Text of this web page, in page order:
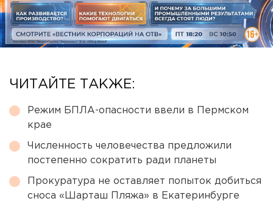
ЧИТАЙТЕ ТАКЖЕ:
Режим БПЛА-опасности ввели в Пермском
крае
Численность человечества предложили
постепенно сократить ради планеты
Прокуратура не оставляет попыток добиться
сноса «Шарташ Пляжа» в Екатеринбурге